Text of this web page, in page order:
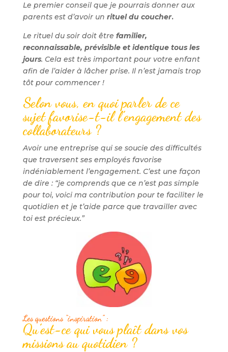
Le premier conseil que je pourrais donner aux
parents est d’avoir un rituel du coucher.
Le rituel du soir doit être familier,
reconnaissable, prévisible et identique tous les
jours. Cela est très important pour votre enfant
afin de l’aider à lâcher prise. Il n’est jamais trop
tôt pour commencer !
Selon vous, en quoi parler de ce
sujet favorise-t-il l’engagement des
collaborateurs ?
Avoir une entreprise qui se soucie des difficultés
que traversent ses employés favorise
indéniablement l’engagement. C’est une façon
de dire : “je comprends que ce n’est pas simple
pour toi, voici ma contribution pour te faciliter le
quotidien et je t’aide parce que travailler avec
toi est précieux.”
Les questions “inspiration” :
Qu’est-ce qui vous plaît dans vos
missions au quotidien ?